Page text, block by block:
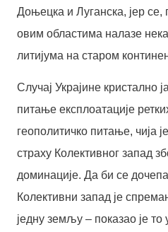
Доњецка и Луганска, јер
овим областима налазе
литијума на старом
Случај Украјине кристално
питање експлоатације
геополитичко питање, чија
страху Колективног запад
доминације. Да би се
Колективни запад је
једну земљу – показао је то